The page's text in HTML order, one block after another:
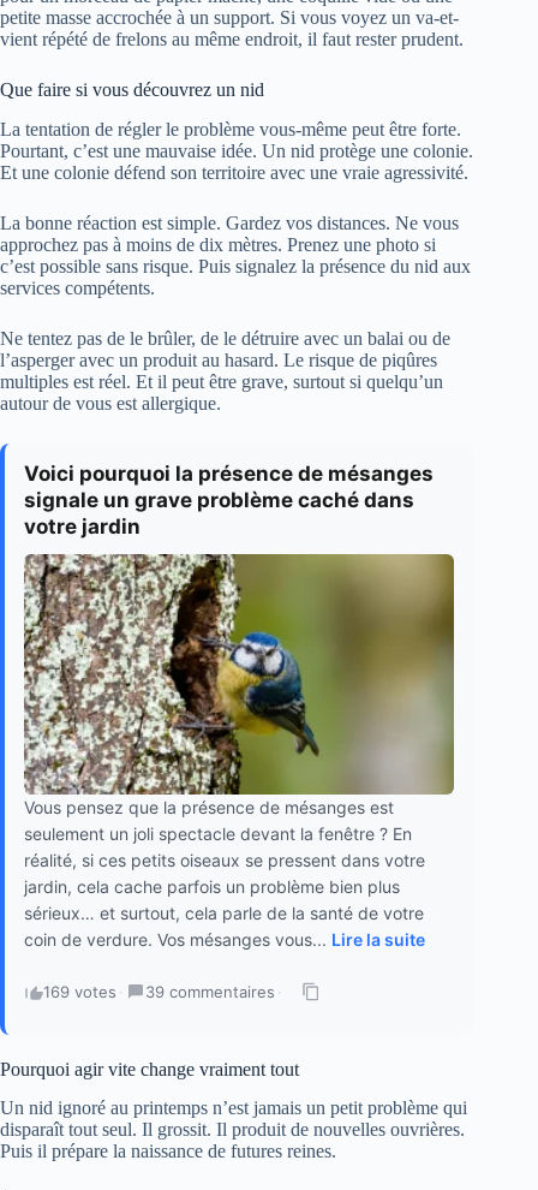
petite masse accrochée à un support. Si vous voyez un va-et-
vient répété de frelons au même endroit, il faut rester prudent.
Que faire si vous découvrez un nid
La tentation de régler le problème vous-même peut être forte.
Pourtant, c’est une mauvaise idée. Un nid protège une colonie.
Et une colonie défend son territoire avec une vraie agressivité.
La bonne réaction est simple. Gardez vos distances. Ne vous
approchez pas à moins de dix mètres. Prenez une photo si
c’est possible sans risque. Puis signalez la présence du nid aux
services compétents.
Ne tentez pas de le brûler, de le détruire avec un balai ou de
l’asperger avec un produit au hasard. Le risque de piqûres
multiples est réel. Et il peut être grave, surtout si quelqu’un
autour de vous est allergique.
Voici pourquoi la présence de mésanges
signale un grave problème caché dans
votre jardin
Vous pensez que la présence de mésanges est
seulement un joli spectacle devant la fenêtre ? En
réalité, si ces petits oiseaux se pressent dans votre
jardin, cela cache parfois un problème bien plus
sérieux… et surtout, cela parle de la santé de votre
coin de verdure. Vos mésanges vous... Lire la suite
169 votes · 39 commentaires ·
Pourquoi agir vite change vraiment tout
Un nid ignoré au printemps n’est jamais un petit problème qui
disparaît tout seul. Il grossit. Il produit de nouvelles ouvrières.
Puis il prépare la naissance de futures reines.